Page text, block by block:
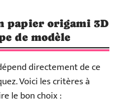
papier origami 3D
de modèle
directement de ce
Voici les critères à
le bon choix :